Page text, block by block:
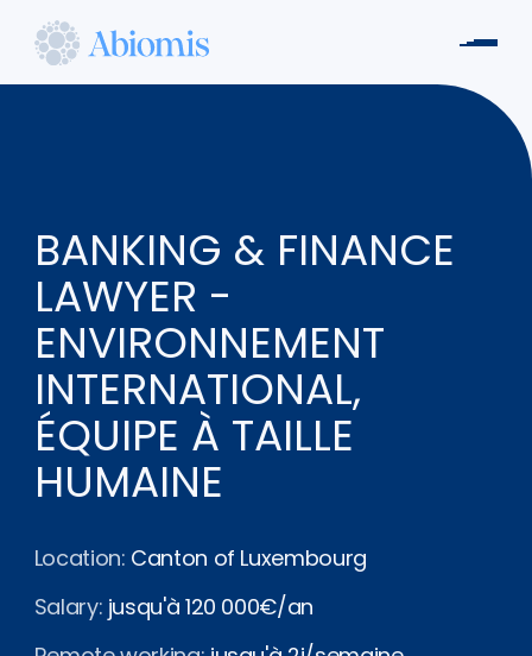
Abiomis
BANKING & FINANCE
LAWYER -
ENVIRONNEMENT
INTERNATIONAL,
ÉQUIPE À TAILLE
HUMAINE
Location: Canton of Luxembourg
Salary: jusqu'à 120 000€/an